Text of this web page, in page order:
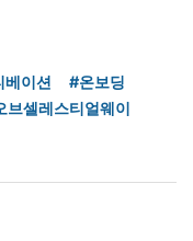
베이션
#온보딩
브셀레스티얼웨이